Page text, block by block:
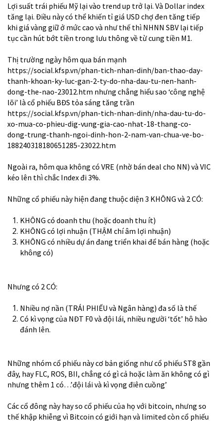
Lợi suất trái phiếu Mỹ lại vào trend up trở lại. Và Dollar index
tăng lại. Điều này có thể khiến tỉ giá USD chợ đen tăng tiếp
khi giá vàng giữ ở mức cao và như thế thì NHNN SBV lại tiếp
tục cần hút bớt tiền trong lưu thông về từ cung tiền M1.
Thị trường ngày hôm qua bán mạnh
https://social.kfsp.vn/phan-tich-nhan-dinh/ban-thao-day-
thanh-khoan-ky-luc-gan-2-ty-do-nha-dau-tu-nen-hanh-
dong-the-nao-23012.htm nhưng chẳng hiểu sao ‘công nghệ
lõi’ là cổ phiếu BĐS tỏa sáng tăng trần
https://social.kfsp.vn/phan-tich-nhan-dinh/nha-dau-tu-do-
xo-mua-co-phieu-dig-vung-gia-cao-nhat-18-thang-co-
dong-trung-thanh-ngoi-dinh-hon-2-nam-van-chua-ve-bo-
188240318180651285-23022.htm
Ngoài ra, hôm qua không có VRE (nhờ bán deal cho NN) và VIC
kéo lên thì chắc Index đi 3%.
Những cổ phiếu này hiện đang thuộc diện 3 KHÔNG và 2 CÓ:
KHÔNG có doanh thu (hoặc doanh thu ít)
KHÔNG có lợi nhuận (THẬM chí âm lợi nhuận)
KHÔNG có nhiều dự án đang triển khai để bán hàng (hoặc
không có)
Nhưng có 2 CÓ:
Nhiều nợ nần (TRÁI PHIẾU và Ngân hàng) đa số là thế
Có kì vọng của NĐT F0 và đội lái, nhiều người ‘tốt’ hô hào
đánh lên.
Những nhóm cổ phiếu này cơ bản giống như cổ phiếu ST8 gần
đây, hay FLC, ROS, BII, chẳng có gì cả hoặc làm ăn không có gì
nhưng thêm 1 có…’đội lái và kì vọng điên cuồng’
Các cổ đông này hay so cổ phiếu của họ với bitcoin, nhưng so
thế khập khiễng vì Bitcoin có giới hạn và limited còn cổ phiếu